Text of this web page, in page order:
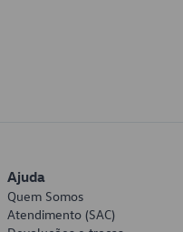
Ajuda
Quem Somos
Atendimento (SAC)